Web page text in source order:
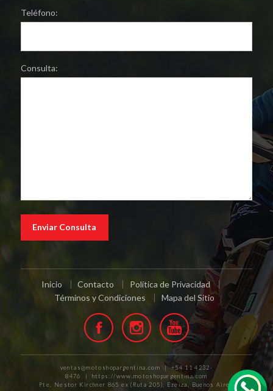
Teléfono:
Consulta:
Inicio Contacto
Política de Privacidad
Términos y Condiciones
Mapa del Sitio
ventas@motoshopargentina.com | +54 11 4232-
8476 | https://www.motoshopargentina.com
Pte. Nestor Kirchner 865 ex (Ruta 205), Ezeiza, Buenos Aires